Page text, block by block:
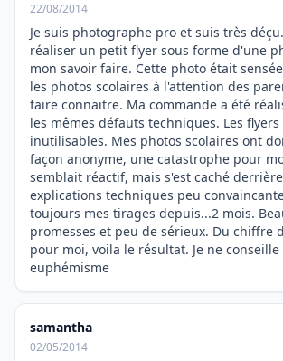
22/08/2014
Je suis photographe pro et suis très
réaliser un petit flyer sous forme d'une
mon savoir faire. Cette photo était
les photos scolaires à l'attention des
faire connaitre. Ma commande a été
les mêmes défauts techniques. Les
inutilisables. Mes photos scolaires ont
façon anonyme, une catastrophe pour
semblait réactif, mais s'est caché
explications techniques peu
toujours mes tirages depuis...2 mois.
promesses et peu de sérieux. Du chiffre
pour moi, voila le résultat. Je ne
euphémisme
samantha
02/05/2014